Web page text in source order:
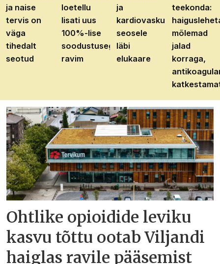
ja naise
tervis on
väga
tihedalt
seotud
loetellu
lisati uus
100%-lise
soodustusega
ravim
ja
kardiovaskulaarhaiguste
seosele
läbi
elukaare
teekonda:
mõlemad
jalad
korraga,
Ohtlike opioidide leviku
kasvu tõttu ootab Viljandi
haiglas ravile pääsemist